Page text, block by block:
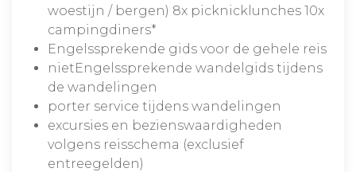
woestijn / bergen) 8x picknicklunches 10x
campingdiners*
Engelssprekende gids voor de gehele reis
nietEngelssprekende wandelgids tijdens
de wandelingen
porter service tijdens wandelingen
excursies en bezienswaardigheden
volgens reisschema (exclusief
entreegelden)